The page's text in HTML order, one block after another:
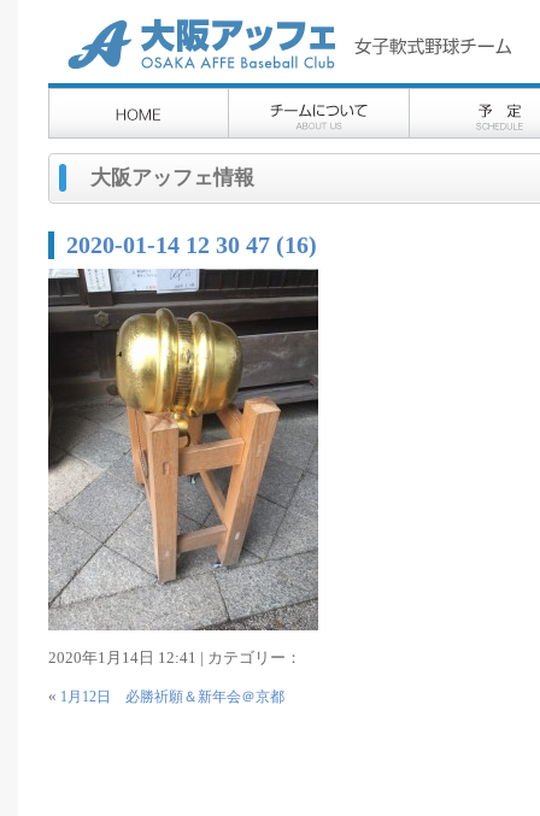
大阪アッフェ情報
2020-01-14 12 30 47 (16)
2020年1月14日 12:41 | カテゴリー：
« 1月12日 必勝祈願＆新年会＠京都